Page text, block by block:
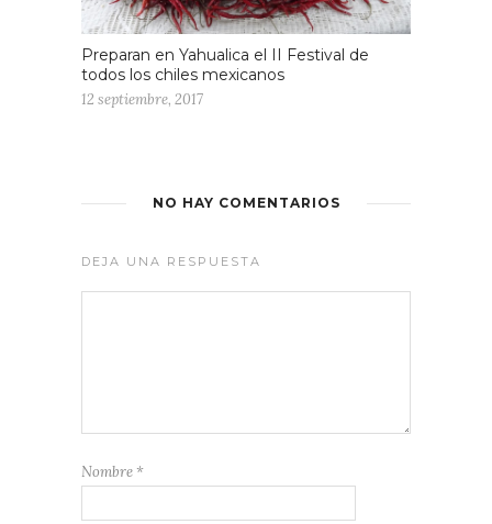
Preparan en Yahualica el II Festival de
todos los chiles mexicanos
12 septiembre, 2017
NO HAY COMENTARIOS
DEJA UNA RESPUESTA
Nombre *